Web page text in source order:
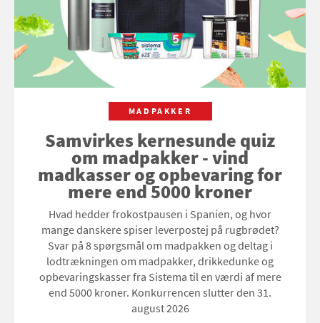
MADPAKKER
Samvirkes kernesunde quiz
om madpakker - vind
madkasser og opbevaring for
mere end 5000 kroner
Hvad hedder frokostpausen i Spanien, og hvor
mange danskere spiser leverpostej på rugbrødet?
Svar på 8 spørgsmål om madpakken og deltag i
lodtrækningen om madpakker, drikkedunke og
opbevaringskasser fra Sistema til en værdi af mere
end 5000 kroner. Konkurrencen slutter den 31.
august 2026